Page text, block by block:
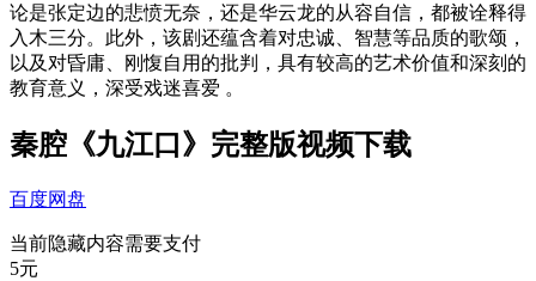
论是张定边的悲愤无奈，还是华云龙的从容自信，都被诠释得
入木三分。此外，该剧还蕴含着对忠诚、智慧等品质的歌颂，
以及对昏庸、刚愎自用的批判，具有较高的艺术价值和深刻的
教育意义，深受戏迷喜爱 。
秦腔《九江口》完整版视频下载
百度网盘
当前隐藏内容需要支付
5元